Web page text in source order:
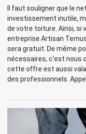
Il faut souligner que le
investissement inutile,
de votre toiture. Ainsi, si
entreprise Artisan
sera gratuit. De même
nécessaires, c'est nous
cette offre est aussi
des professionnels.